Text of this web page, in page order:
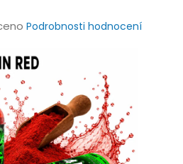
Podrobnosti hodnocení